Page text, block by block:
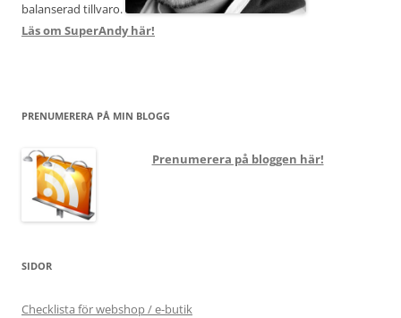
balanserad tillvaro.
Läs om SuperAndy här!
PRENUMERERA PÅ MIN BLOGG
Prenumerera på bloggen här!
SIDOR
Checklista för webshop / e-butik